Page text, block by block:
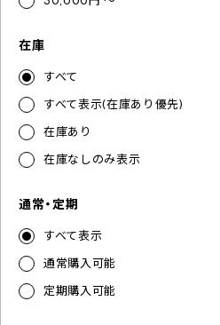
在庫
すべて
すべて表示(在庫あり優先)
在庫あり
在庫なしのみ表示
通常・定期
すべて表示
通常購入可能
定期購入可能